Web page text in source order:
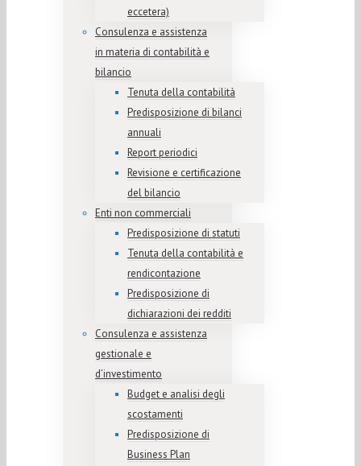
eccetera)
Consulenza e assistenza
in materia di contabilità e
bilancio
Tenuta della contabilità
Predisposizione di bilanci
annuali
Report periodici
Revisione e certificazione
del bilancio
Enti non commerciali
Predisposizione di statuti
Tenuta della contabilità e
rendicontazione
Predisposizione di
dichiarazioni dei redditi
Consulenza e assistenza
gestionale e
d’investimento
Budget e analisi degli
scostamenti
Predisposizione di
Business Plan